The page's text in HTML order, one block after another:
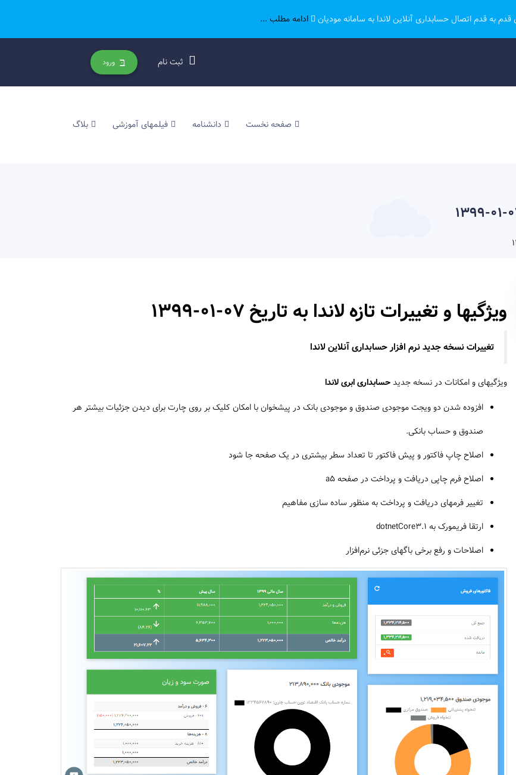
قدم به قدم اتصال حسابداری آنلاین لاندا به سامانه مودیان ادامه مطلب ...
ثبت نام ورود
صفحه نخست دانشنامه فیلمهای آموزشی بلاگ
ویژگیها و تغییرات تازه لاندا به تاریخ 07-01-1399
تغییرات نسخه جدید نرم افزار حسابداری آنلاین لاندا
ویژگیهای و امکانات در نسخه جدیدحسابداری ابری لاندا
افزوده شدن دو ویجت موجودی صندوق و موجودی بانک در پیشخوان با امکان کلیک بر روی چارت برای دیدن جزئیات بیشتر هر
صندوق و حساب بانکی.
اصلاح چاپ فاکتور و پیش فاکتور تا تعداد سطر بیشتری در یک صفحه جا شود
اصلاح فرم چاپی دریافت و پرداخت در صفحه a5
تغییر فرمهای دریافت و پرداخت به منظور ساده سازی مفاهیم
ارتقا فریمورک به dotnetCore3.1
اصلاحات و رفع برخی باگهای جزئی نرم‌افزار